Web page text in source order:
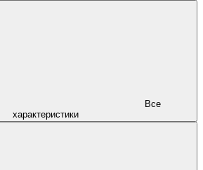
характеристики